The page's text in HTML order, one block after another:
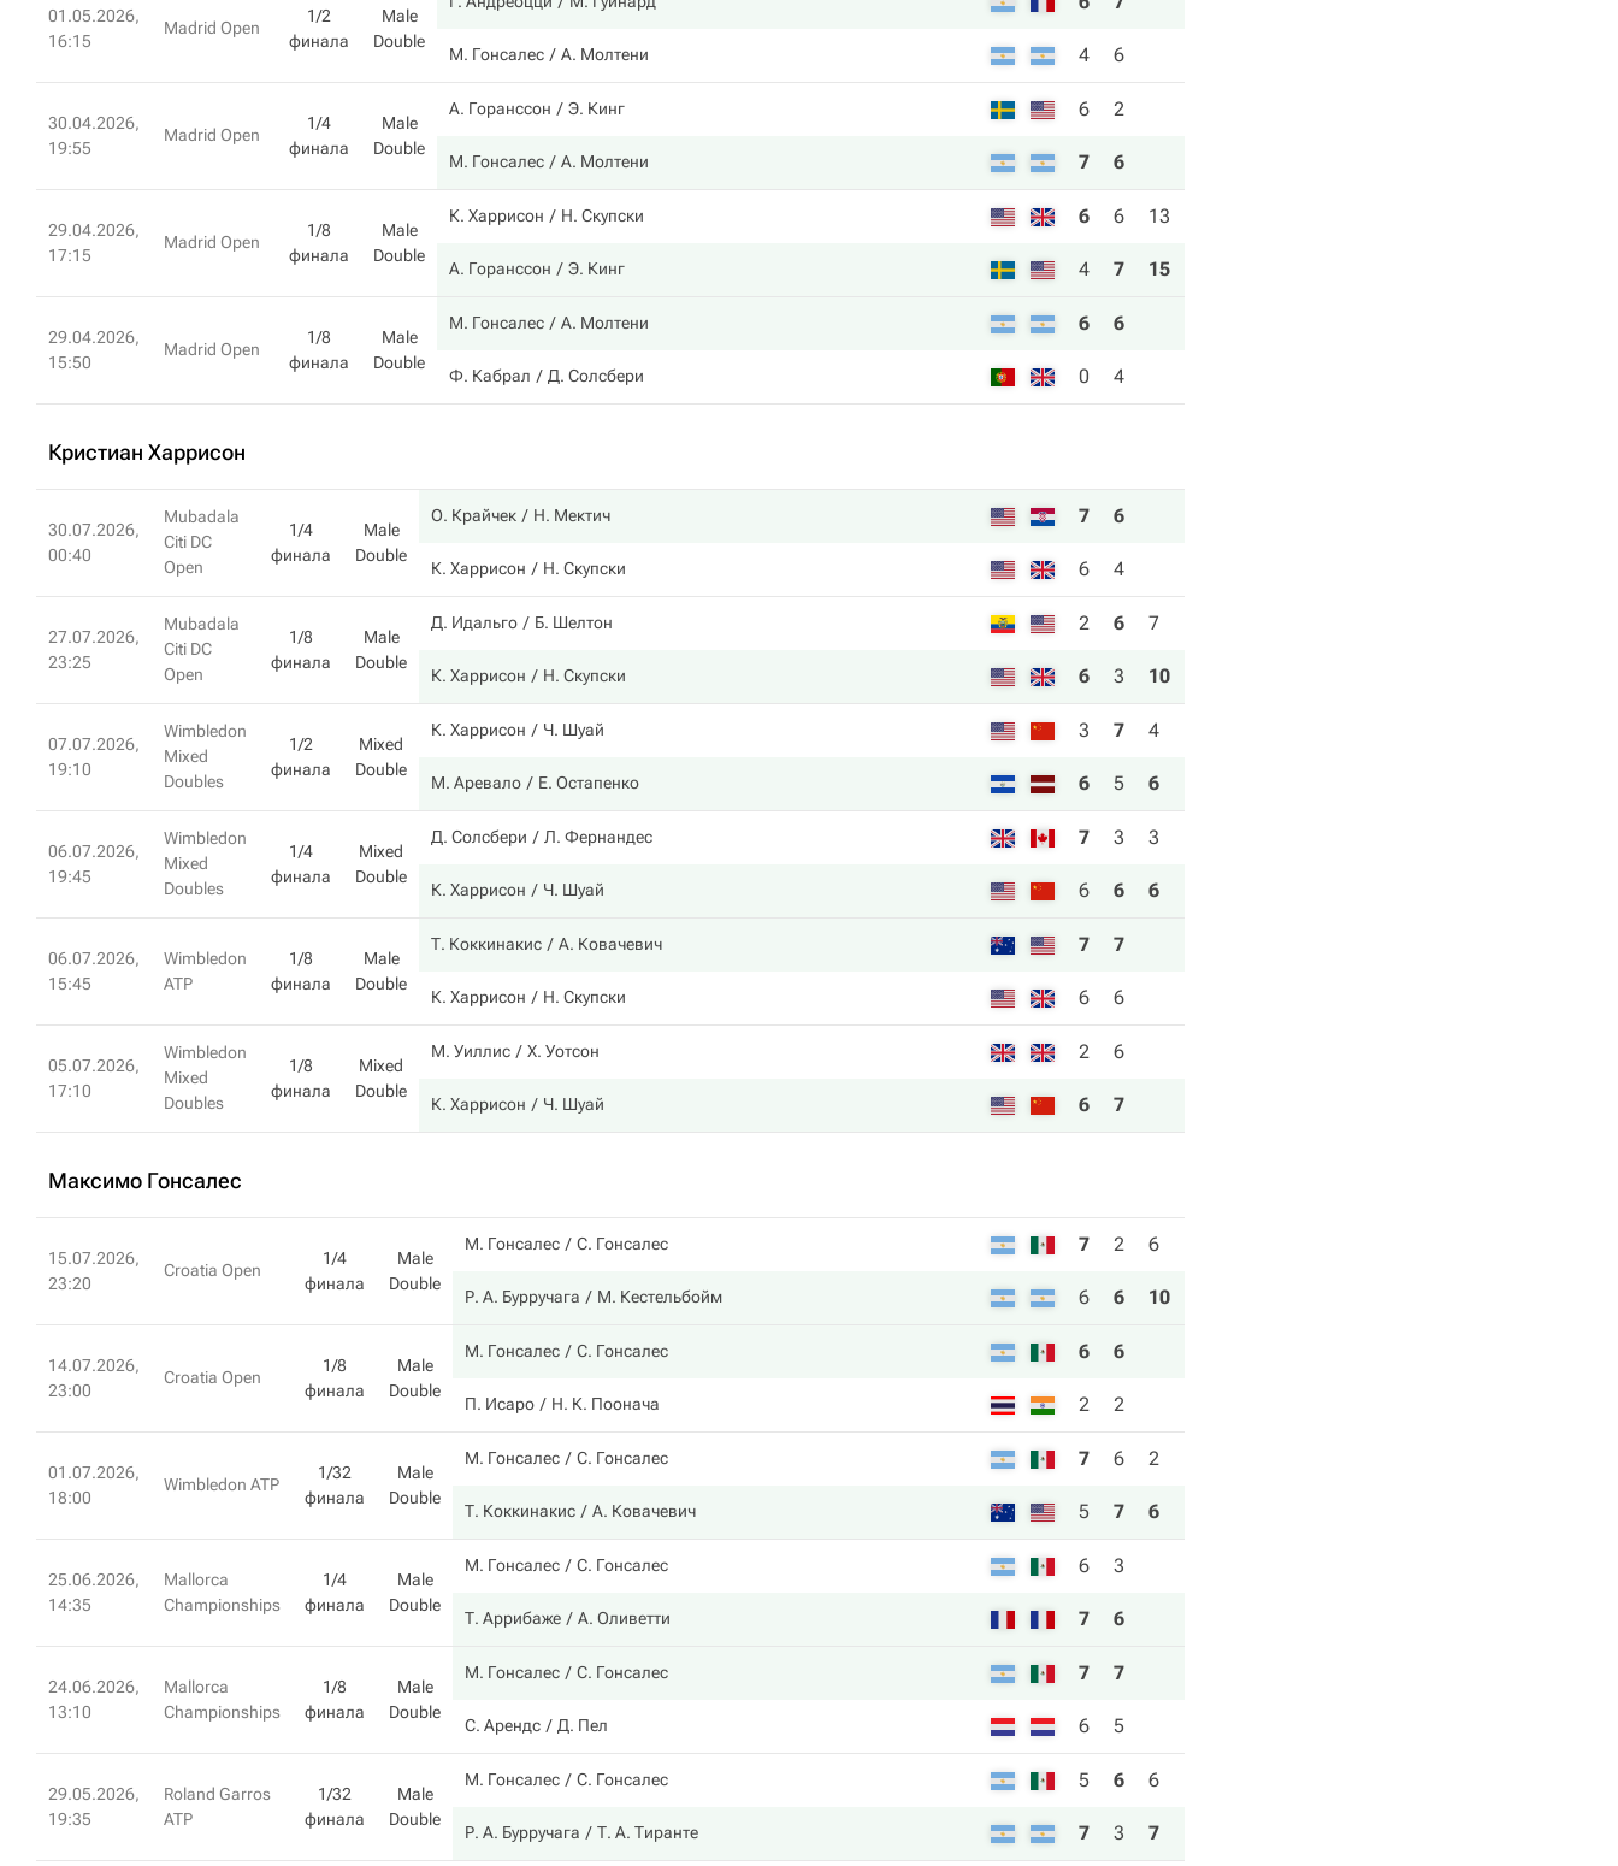
01.05.2026,
16:15
Madrid Open
1/2
финала
Male
Double
М. Гонсалес А. Молтени 4 6
30.04.2026,
19:55
Madrid Open
1/4
финала
Male
Double
А. Горанссон Э. Кинг 6 2
М. Гонсалес А. Молтени 7 6
29.04.2026,
17:15
Madrid Open
1/8
финала
Male
Double
К. Харрисон Н. Скупски 6 6 13
А. Горанссон Э. Кинг 4 7 15
29.04.2026,
15:50
Madrid Open
1/8
финала
Male
Double
М. Гонсалес А. Молтени 6 6
Ф. Кабрал Д. Солсбери 0 4
Кристиан Харрисон
30.07.2026,
00:40
Mubadala
Citi DC
Open
1/4
финала
Male
Double
О. Крайчек Н. Мектич 7 6
К. Харрисон Н. Скупски 6 4
27.07.2026,
23:25
Mubadala
Citi DC
Open
1/8
финала
Male
Double
Д. Идальго Б. Шелтон 2 6 7
К. Харрисон Н. Скупски 6 3 10
07.07.2026,
19:10
Wimbledon
Mixed
Doubles
1/2
финала
Mixed
Double
К. Харрисон Ч. Шуай 3 7 4
М. Аревало Е. Остапенко 6 5 6
06.07.2026,
19:45
Wimbledon
Mixed
Doubles
1/4
финала
Mixed
Double
Д. Солсбери Л. Фернандес 7 3 3
К. Харрисон Ч. Шуай 6 6 6
06.07.2026,
15:45
Wimbledon
ATP
1/8
финала
Male
Double
Т. Коккинакис А. Ковачевич 7 7
К. Харрисон Н. Скупски 6 6
05.07.2026,
17:10
Wimbledon
Mixed
Doubles
1/8
финала
Mixed
Double
М. Уиллис Х. Уотсон 2 6
К. Харрисон Ч. Шуай 6 7
Максимо Гонсалес
15.07.2026,
23:20
Croatia Open
1/4
финала
Male
Double
М. Гонсалес С. Гонсалес 7 2 6
Р. А. Бурручага М. Кестельбойм 6 6 10
14.07.2026,
23:00
Croatia Open
1/8
финала
Male
Double
М. Гонсалес С. Гонсалес 6 6
П. Исаро Н. К. Поонача 2 2
01.07.2026,
18:00
Wimbledon ATP
1/32
финала
Male
Double
М. Гонсалес С. Гонсалес 7 6 2
Т. Коккинакис А. Ковачевич 5 7 6
25.06.2026,
14:35
Mallorca
Championships
1/4
финала
Male
Double
М. Гонсалес С. Гонсалес 6 3
Т. Аррибаже А. Оливетти 7 6
24.06.2026,
13:10
Mallorca
Championships
1/8
финала
Male
Double
М. Гонсалес С. Гонсалес 7 7
С. Арендс Д. Пел 6 5
29.05.2026,
19:35
Roland Garros
ATP
1/32
финала
Male
Double
М. Гонсалес С. Гонсалес 5 6 6
Р. А. Бурручага Т. А. Тиранте 7 3 7